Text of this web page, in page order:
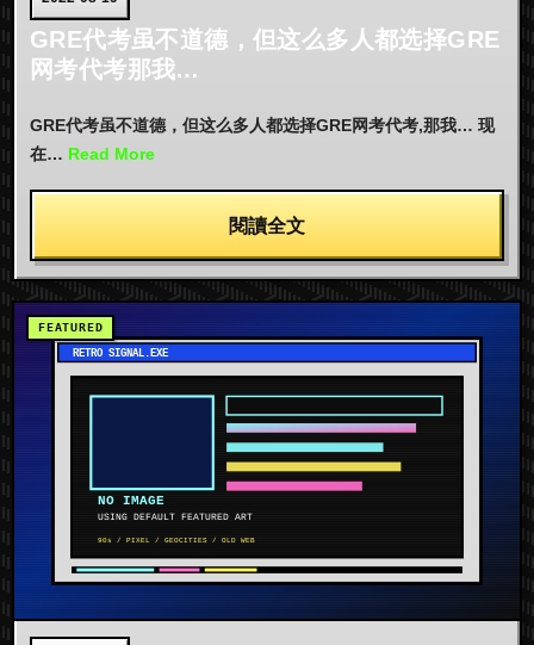
GRE代考虽不道德，但这么多人都选择GRE
网考代考那我…
GRE代考虽不道德，但这么多人都选择GRE网考代考,那我… 现
在… Read More
閱讀全文